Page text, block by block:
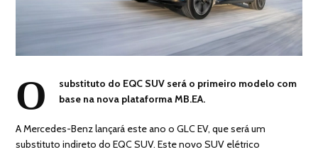
O
substituto do EQC SUV será o primeiro modelo com
base na nova plataforma MB.EA.
A Mercedes-Benz lançará este ano o GLC EV, que será um
substituto indireto do EQC SUV. Este novo SUV elétrico